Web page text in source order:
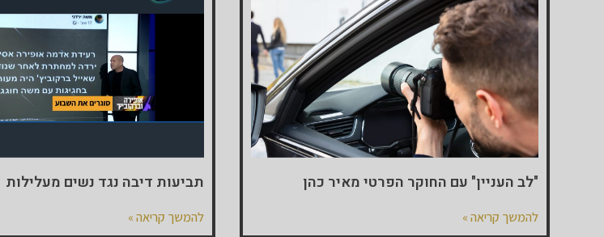
"לב העניין" עם החוקר הפרטי מאיר כהן
להמשך קריאה »
תביעות דיבה נגד נשים מעלילות
להמשך קריאה »